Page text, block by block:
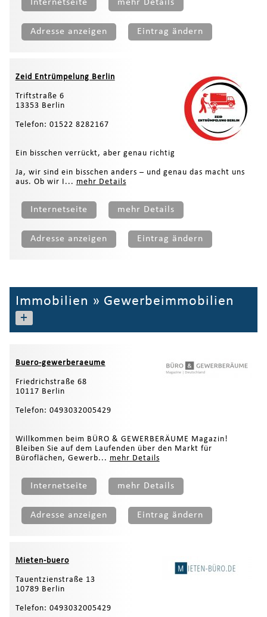
Internetseite mehr Details
Adresse anzeigen Eintrag ändern
Zeid Entrümpelung Berlin
Triftstraße 6
13353 Berlin
Telefon: 01522 8282167
Ein bisschen verrückt, aber genau richtig
Ja, wir sind ein bisschen anders – und genau das macht uns
aus. Ob wir I... mehr Details
Internetseite mehr Details
Adresse anzeigen Eintrag ändern
Immobilien » Gewerbeimmobilien
+
Buero-gewerberaeume
Friedrichstraße 68
10117 Berlin
Telefon: 0493032005429
Willkommen beim BÜRO & GEWERBERÄUME Magazin!
Bleiben Sie auf dem Laufenden über den Markt für
Büroflächen, Gewerb... mehr Details
Internetseite mehr Details
Adresse anzeigen Eintrag ändern
Mieten-buero
Tauentzienstraße 13
10789 Berlin
Telefon: 0493032005429